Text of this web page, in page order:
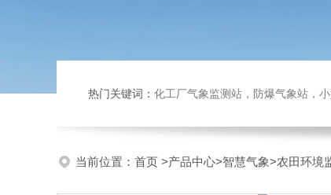
热门关键词： 化工厂气象监测站，防爆气象站，小型
当前位置： 首页 >产品中心>智慧气象>农田环境